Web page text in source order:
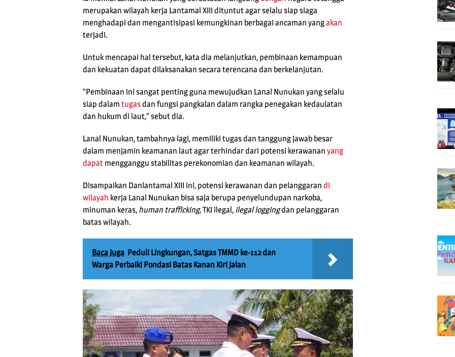
merupakan wilayah kerja Lantamal XIII dituntut agar selalu siap siaga
menghadapi dan mengantisipasi kemungkinan berbagai ancaman yangakan
terjadi.
Untuk mencapai hal tersebut, kata dia melanjutkan, pembinaan kemampuan
dan kekuatan dapat dilaksanakan secara terencana dan berkelanjutan.
“Pembinaan ini sangat penting guna mewujudkan Lanal Nunukan yang selalu
siap dalam tugasdan fungsi pangkalan dalam rangka penegakan kedaulatan
dan hukum di laut,” sebut dia.
Lanal Nunukan, tambahnya lagi, memiliki tugas dan tanggung jawab besar
dalam menjamin keamanan laut agar terhindar dari potensi kerawanan yang
dapat mengganggu stabilitas perekonomian dan keamanan wilayah.
Disampaikan Danlantamal XIII ini, potensi kerawanan dan pelanggaran di
wilayah kerja Lanal Nunukan bisa saja berupa penyelundupan narkoba,
minuman keras, human trafficking, TKI ilegal, ilegal loggingdan pelanggaran
batas wilayah.
Baca Juga Peduli Lingkungan, Satgas TMMD ke-112 dan
Warga Perbaiki Pondasi Batas Kanan Kiri Jalan